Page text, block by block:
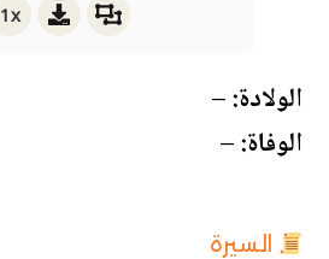
1x
الولادة:–
الوفاة:–
السيرة